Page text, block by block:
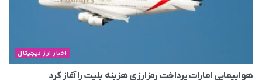
اخبار ارز دیجیتال
هواپیمایی امارات پرداخت رمزارزی هزینه بلیت را آغاز کرد